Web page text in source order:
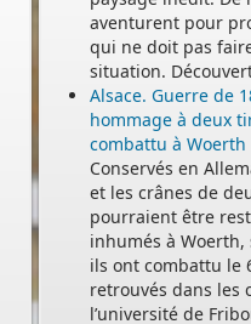
aventurent pour
qui ne doit pas
situation.
Alsace. Guerre de
hommage à deux
combattu à Woerth
Conservés en
et les crânes de
pourraient être
inhumés à
ils ont combattu le
retrouvés dans les
l’université de